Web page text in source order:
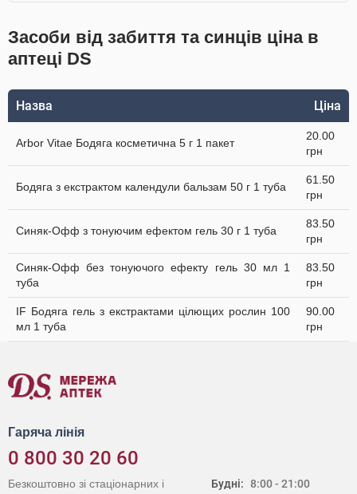
Засоби від забиття та синців ціна в
аптеці DS
Назва Ціна
Arbor Vitae Бодяга косметична 5 г 1 пакет
20.00
грн
Бодяга з екстрактом календули бальзам 50 г 1 туба
61.50
грн
Синяк-Офф з тонуючим ефектом гель 30 г 1 туба
83.50
грн
Синяк-Офф без тонуючого ефекту гель 30 мл 1
туба
83.50
грн
IF Бодяга гель з екстрактами цілющих рослин 100
мл 1 туба
90.00
грн
Гаряча лінія
0 800 30 20 60
Будні: 8:00 - 21:00
Безкоштовно зі стаціонарних і